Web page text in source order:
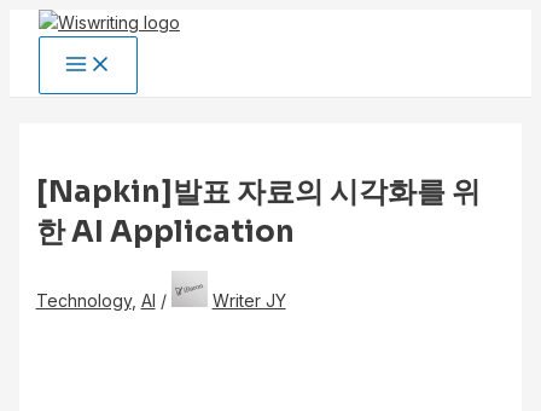
Main
Menu
[Napkin]발표 자료의 시각화를 위
한 AI Application
Technology, AI / Writer JY